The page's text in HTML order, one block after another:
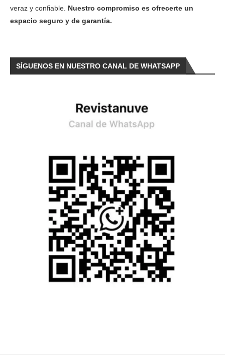
veraz y confiable. Nuestro compromiso es ofrecerte un
espacio seguro y de garantía.
SÍGUENOS EN NUESTRO CANAL DE WHATSAPP